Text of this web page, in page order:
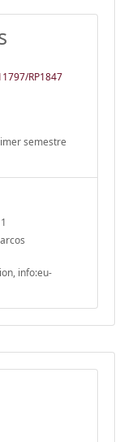
RP1847
semestre
info:eu-